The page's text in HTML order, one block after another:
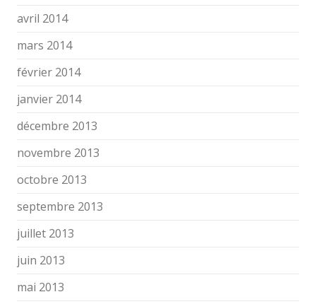
avril 2014
mars 2014
février 2014
janvier 2014
décembre 2013
novembre 2013
octobre 2013
septembre 2013
juillet 2013
juin 2013
mai 2013